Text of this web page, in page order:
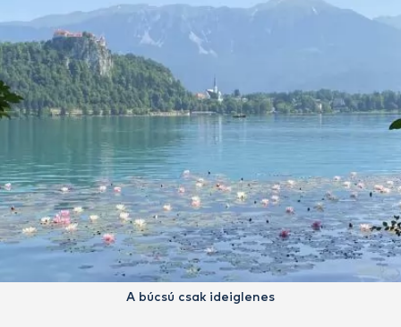
A búcsú csak ideiglenes